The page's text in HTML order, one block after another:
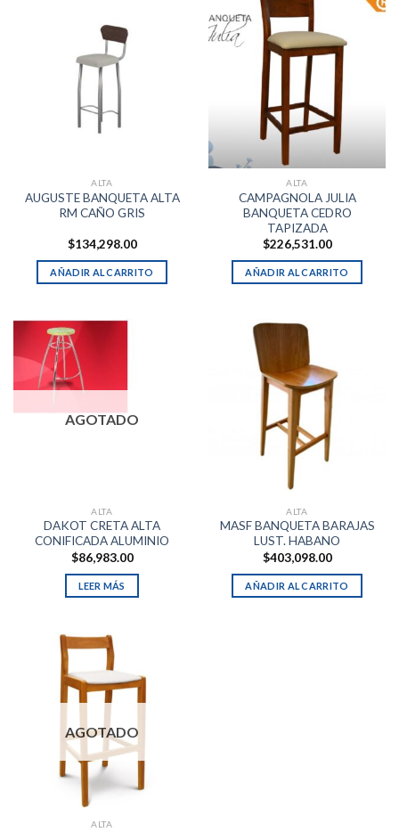
ALTA
AUGUSTE BANQUETA ALTA
RM CAÑO GRIS
$134,298.00
AÑADIR AL CARRITO
ALTA
CAMPAGNOLA JULIA
BANQUETA CEDRO
TAPIZADA
$226,531.00
AÑADIR AL CARRITO
AGOTADO
ALTA
DAKOT CRETA ALTA
CONIFICADA ALUMINIO
$86,983.00
LEER MÁS
ALTA
MASF BANQUETA BARAJAS
LUST. HABANO
$403,098.00
AÑADIR AL CARRITO
AGOTADO
ALTA